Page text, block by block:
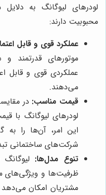
لودرهای لیوگانگ به
محبوبیت دارند:
عملکرد قوی و قابل
موتورهای قدرتمند و
عملکردی قوی و قابل
می‌دهند.
قیمت مناسب: در
لودرهای لیوگانگ با
این امر، آن‌ها را به
شرکت‌های ساختمانی
تنوع مدل‌ها:
ظرفیت‌ها و ویژگی‌های
مشتریان امکان می‌دهد